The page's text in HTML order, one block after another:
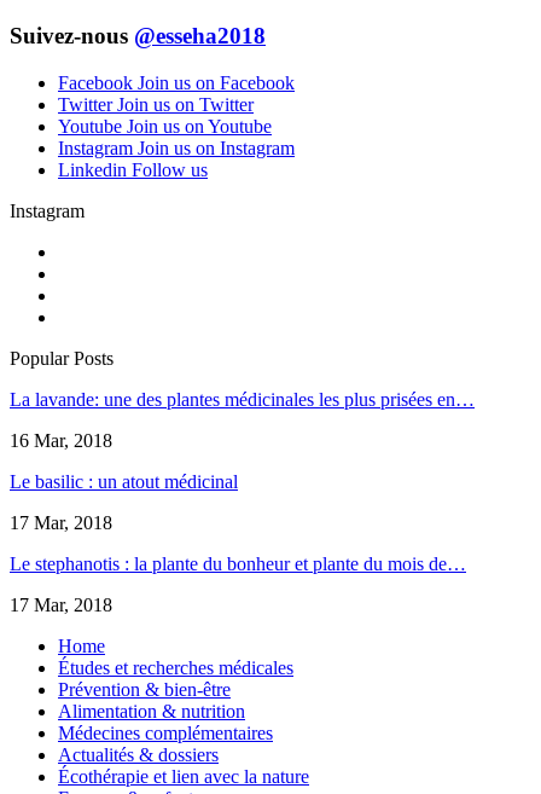
Suivez-nous @esseha2018
Facebook Join us on Facebook
Twitter Join us on Twitter
Youtube Join us on Youtube
Instagram Join us on Instagram
Linkedin Follow us
Instagram
Popular Posts
La lavande: une des plantes médicinales les plus prisées en…
16 Mar, 2018
Le basilic : un atout médicinal
17 Mar, 2018
Le stephanotis : la plante du bonheur et plante du mois de…
17 Mar, 2018
Home
Études et recherches médicales
Prévention & bien-être
Alimentation & nutrition
Médecines complémentaires
Actualités & dossiers
Écothérapie et lien avec la nature